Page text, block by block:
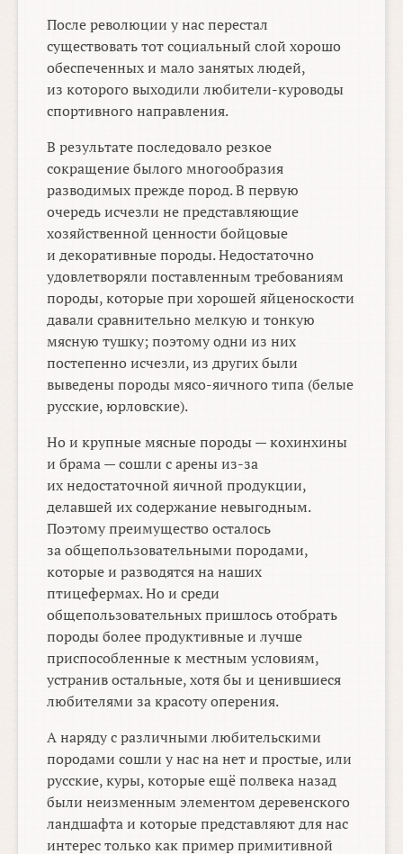
После революции у нас перестал
существовать тот социальный слой хорошо
обеспеченных и мало занятых людей,
из которого выходили любители-куроводы
спортивного направления.
В результате последовало резкое
сокращение былого многообразия
разводимых прежде пород. В первую
очередь исчезли не представляющие
хозяйственной ценности бойцовые
и декоративные породы. Недостаточно
удовлетворяли поставленным требованиям
породы, которые при хорошей яйценоскости
давали сравнительно мелкую и тонкую
мясную тушку; поэтому одни из них
постепенно исчезли, из других были
выведены породы мясо-яичного типа (белые
русские, юрловские).
Но и крупные мясные породы — кохинхины
и брама — сошли с арены из-за
их недостаточной яичной продукции,
делавшей их содержание невыгодным.
Поэтому преимущество осталось
за общепользовательными породами,
которые и разводятся на наших
птицефермах. Но и среди
общепользовательных пришлось отобрать
породы более продуктивные и лучше
приспособленные к местным условиям,
устранив остальные, хотя бы и ценившиеся
любителями за красоту оперения.
А наряду с различными любительскими
породами сошли у нас на нет и простые, или
русские, куры, которые ещё полвека назад
были неизменным элементом деревенского
ландшафта и которые представляют для нас
интерес только как пример примитивной